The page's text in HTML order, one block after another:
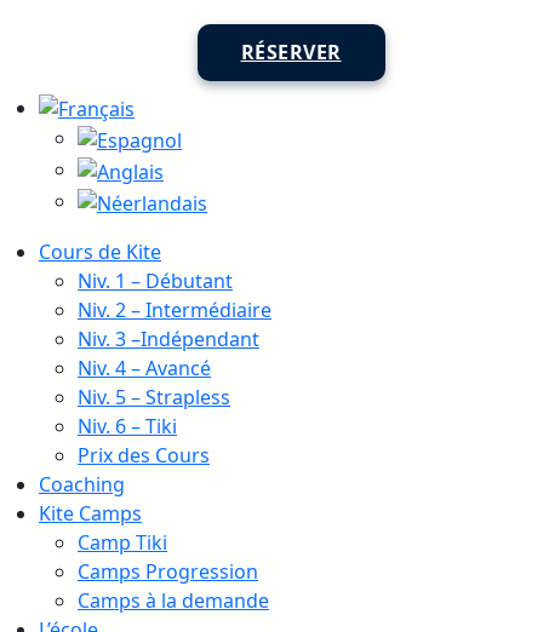
RÉSERVER
Cours de Kite
Niv. 1 – Débutant
Niv. 2 – Intermédiaire
Niv. 3 –Indépendant
Niv. 4 – Avancé
Niv. 5 – Strapless
Niv. 6 – Tiki
Prix des Cours
Coaching
Kite Camps
Camp Tiki
Camps Progression
Camps à la demande